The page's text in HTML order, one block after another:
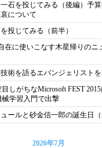
石を投じてみる（後編）予
について
投じてみる（前半）
在に使いこなす木星帰りのニ
術を語るエバンジェリスト
しがちなMicrosoft FEST
械学習入門で出撃
ールと砂金信一郎の誕生日（
2026年7月